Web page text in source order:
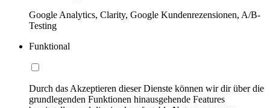
Google Analytics, Clarity, Google Kundenrezensionen, A/B-
Testing
Funktional
Durch das Akzeptieren dieser Dienste können wir dir über die
grundlegenden Funktionen hinausgehende Features